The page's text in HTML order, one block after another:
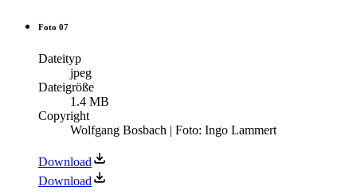
Foto 07
Dateityp
jpeg
Dateigröße
1.4 MB
Copyright
Wolfgang Bosbach | Foto: Ingo Lammert
Download
Download